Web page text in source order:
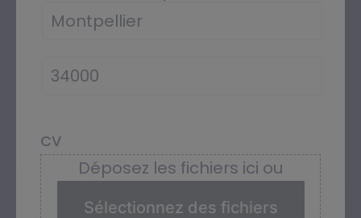
CV
Déposez les fichiers ici ou
Sélectionnez des fichiers